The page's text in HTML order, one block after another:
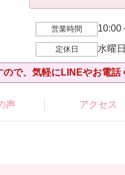
営業時間 10:00
定休日 水曜
ので、気軽にLINEやお電話
声 アクセス